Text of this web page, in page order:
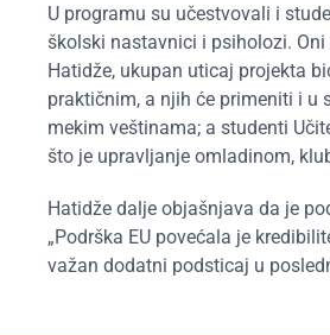
U programu su učestvovali i
školski nastavnici i psiholozi.
Hatidže, ukupan uticaj projekta
praktičnim, a njih će primeniti i u
mekim veštinama; a studenti
što je upravljanje omladinom,
Hatidže dalje objašnjava da je
„Podrška EU povećala je
važan dodatni podsticaj u